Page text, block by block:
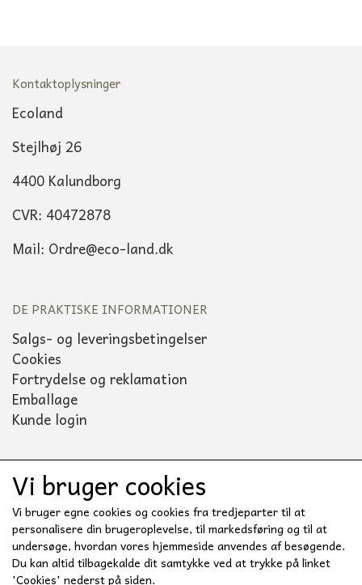
Kontaktoplysninger
Ecoland
Stejlhøj 26
4400 Kalundborg
CVR: 40472878
Mail: Ordre@eco-land.dk
DE PRAKTISKE INFORMATIONER
Salgs- og leveringsbetingelser
Cookies
Fortrydelse og reklamation
Emballage
Kunde login
Sociale medier
Vi bruger cookies
Vi bruger egne cookies og cookies fra tredjeparter til at
personalisere din brugeroplevelse, til markedsføring og til at
undersøge, hvordan vores hjemmeside anvendes af besøgende.
Du kan altid tilbagekalde dit samtykke ved at trykke på linket
'Cookies' nederst på siden.